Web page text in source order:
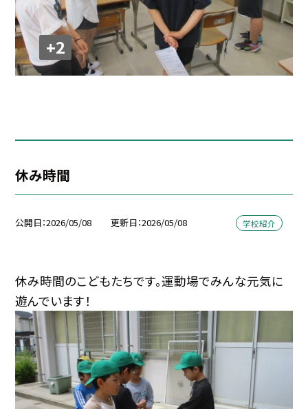
+2
休み時間
公開日 2026/05/08 更新日 2026/05/08 学校紹介
休み時間のこどもたちです。運動場でみんな元気に
遊んでいます！